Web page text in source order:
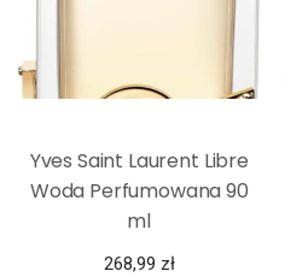
Yves Saint Laurent Libre
Woda Perfumowana 90
ml
268,99 zł